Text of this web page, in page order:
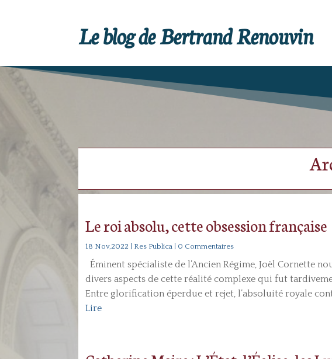
Le blog de Bertrand Renouvin
Le roi absolu, cette obsession française
18 Nov,2022 Res Publica | 0 Commentaires
Éminent spécialiste de l’Ancien Régime, Joël Cornette
divers aspects de cette réalité complexe qui fut
Entre glorification éperdue et rejet, l’absoluité royale
Lire